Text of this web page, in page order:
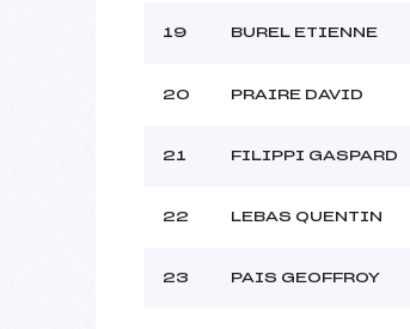
19 BUREL ETIENNE
20 PRAIRE DAVID
21 FILIPPI GASPARD
22 LEBAS QUENTIN
23 PAIS GEOFFROY